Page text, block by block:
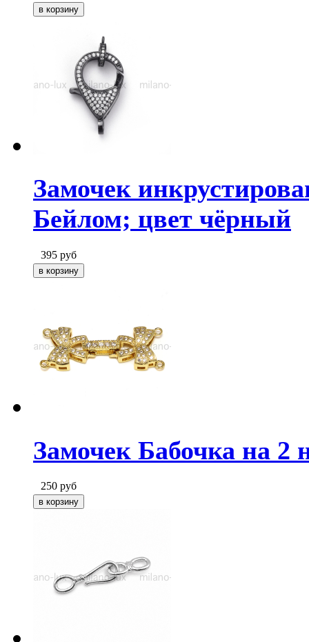
Замочек
Бейлом; цвет чёрный
395 руб
Замочек Бабочка на 2
250 руб